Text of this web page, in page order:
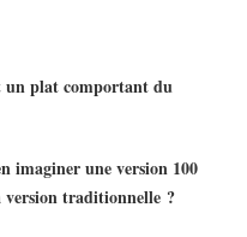
un plat comportant du
imaginer une version 100
version traditionnelle ?